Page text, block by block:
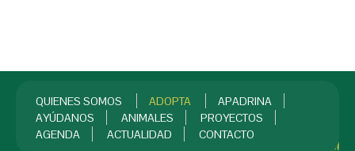
¡HAZTE SOCIO!
QUIENES SOMOS ADOPTA
APADRINA
AYÚDANOS
ANIMALES
PROYECTOS
AGENDA
ACTUALIDAD CONTACTO